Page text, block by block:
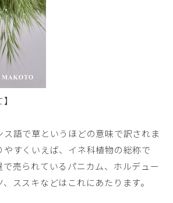
語で草というほどの意味で訳されま
やすくいえば、イネ科植物の総称で
で売られているパニカム、ホルデュー
ススキなどはこれにあたります。